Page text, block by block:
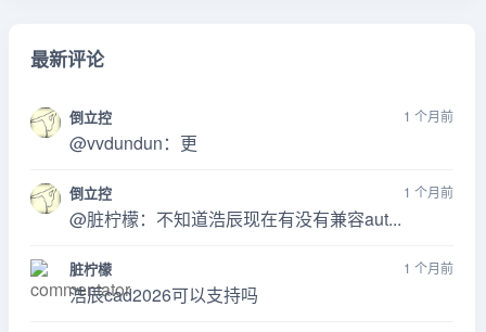
最新评论
倒立控 1 个月前
@vvdundun：更
倒立控 1 个月前
@脏柠檬：不知道浩辰现在有没有兼容aut...
脏柠檬 1 个月前
浩辰cad2026可以支持吗